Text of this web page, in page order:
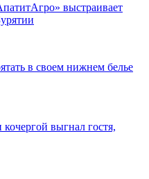
выстраивает
в своем нижнем белье
выгнал гостя,